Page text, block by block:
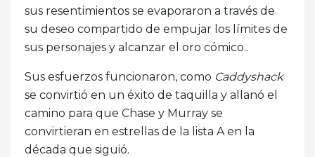
sus resentimientos se evaporaron a través de
su deseo compartido de empujar los límites de
sus personajes y alcanzar el oro cómico..
Sus esfuerzos funcionaron, como Caddyshack
se convirtió en un éxito de taquilla y allanó el
camino para que Chase y Murray se
convirtieran en estrellas de la lista A en la
década que siguió.